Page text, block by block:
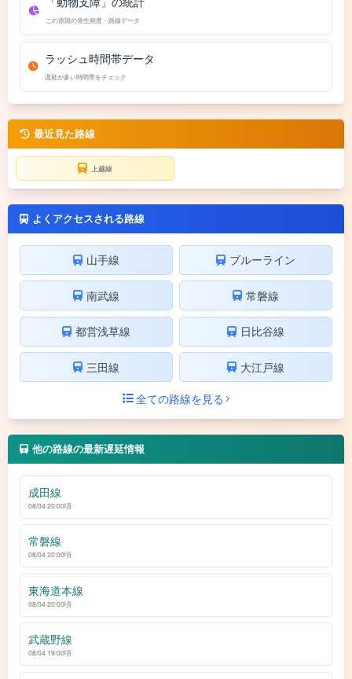
この原因の発生頻度・路線データ
ラッシュ時間帯データ
遅延が多い時間帯をチェック
最近見た路線
上越線
よくアクセスされる路線
山手線 ブルーライン
南武線 常磐線
都営浅草線 日比谷線
三田線
大江戸線
全ての路線を見る
他の路線の最新遅延情報
成田線
08/04 20:00頃
常磐線
08/04 20:00頃
東海道本線
08/04 20:00頃
武蔵野線
08/04 19:00頃